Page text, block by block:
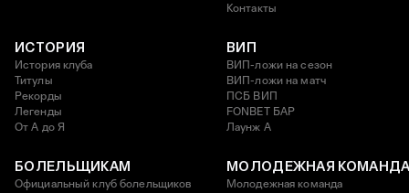
Контакты
ИСТОРИЯ
История клуба
Титулы
Рекорды
Легенды
От А до Я
ВИП
ВИП-ложи на сезон
ВИП-ложи на матч
ПСБ ВИП
FONBET БАР
Лаунж A
БОЛЕЛЬЩИКАМ
Официальный клуб болельщиков
МОЛОДЕЖНАЯ
Молодежная команда